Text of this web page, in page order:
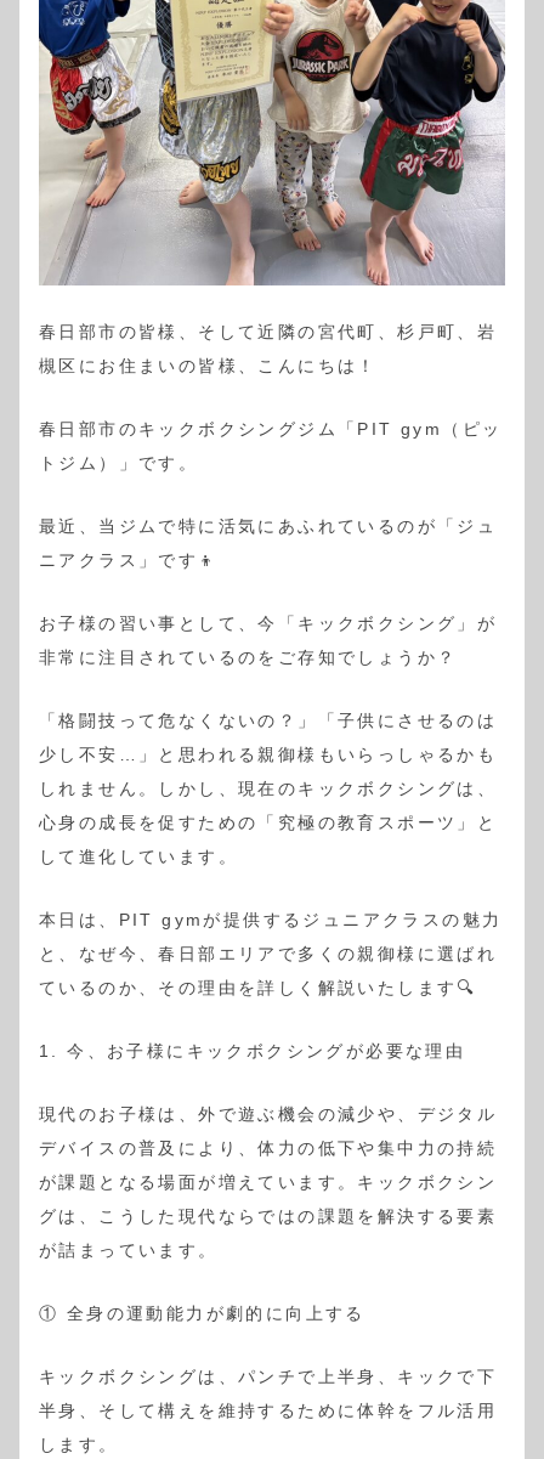
春日部市の皆様、そして近隣の宮代町、杉戸町、岩
槻区にお住まいの皆様、こんにちは！
春日部市のキックボクシングジム「PIT gym（ピッ
トジム）」です。
最近、当ジムで特に活気にあふれているのが「ジュ
ニアクラス」です👦
お子様の習い事として、今「キックボクシング」が
非常に注目されているのをご存知でしょうか？
「格闘技って危なくないの？」「子供にさせるのは
少し不安…」と思われる親御様もいらっしゃるかも
しれません。しかし、現在のキックボクシングは、
心身の成長を促すための「究極の教育スポーツ」と
して進化しています。
本日は、PIT gymが提供するジュニアクラスの魅力
と、なぜ今、春日部エリアで多くの親御様に選ばれ
ているのか、その理由を詳しく解説いたします🔍
1. 今、お子様にキックボクシングが必要な理由
現代のお子様は、外で遊ぶ機会の減少や、デジタル
デバイスの普及により、体力の低下や集中力の持続
が課題となる場面が増えています。キックボクシン
グは、こうした現代ならではの課題を解決する要素
が詰まっています。
① 全身の運動能力が劇的に向上する
キックボクシングは、パンチで上半身、キックで下
半身、そして構えを維持するために体幹をフル活用
します。